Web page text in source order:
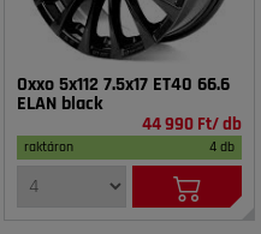
Oxxo 5x112 7.5x17 ET40 66.6
ELAN black
44 990 Ft/ db
raktáron 4 db